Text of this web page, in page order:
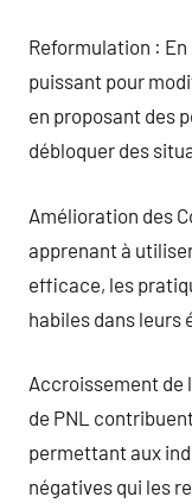
Reformulation :
puissant pour
en proposant des
débloquer des
Amélioration des
apprenant à
efficace, les
habiles dans leurs
Accroissement de
de PNL
permettant aux
négatives qui les